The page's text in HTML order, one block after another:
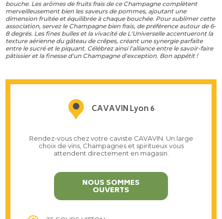
bouche. Les arômes de fruits frais de ce Champagne complètent
merveilleusement bien les saveurs de pommes, ajoutant une
dimension fruitée et équilibrée à chaque bouchée. Pour sublimer cette
association, servez le Champagne bien frais, de préférence autour de 6-
8 degrés. Les fines bulles et la vivacité de L'Universelle accentueront la
texture aérienne du gâteau de crêpes, créant une synergie parfaite
entre le sucré et le piquant. Célébrez ainsi l'alliance entre le savoir-faire
pâtissier et la finesse d'un Champagne d'exception. Bon appétit !
CAVAVIN Lyon 6
Rendez-vous chez votre caviste CAVAVIN. Un large
choix de vins, Champagnes et spiritueux vous
attendent directement en magasin.
NOUS SOMMES
OUVERTS